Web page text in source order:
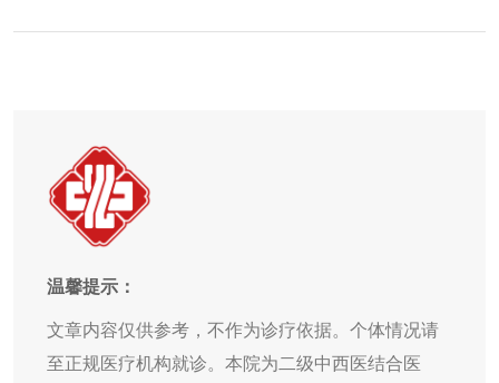
温馨提示：
文章内容仅供参考，不作为诊疗依据。个体情况请
至正规医疗机构就诊。本院为二级中西医结合医